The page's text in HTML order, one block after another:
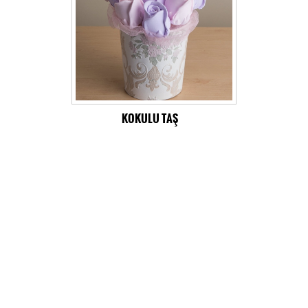
KOKULU TAŞ